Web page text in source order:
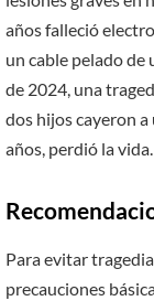
años falleció
un cable pelado de
de 2024, una
dos hijos cayeron a
años, perdió la vida.
Para evitar
precauciones